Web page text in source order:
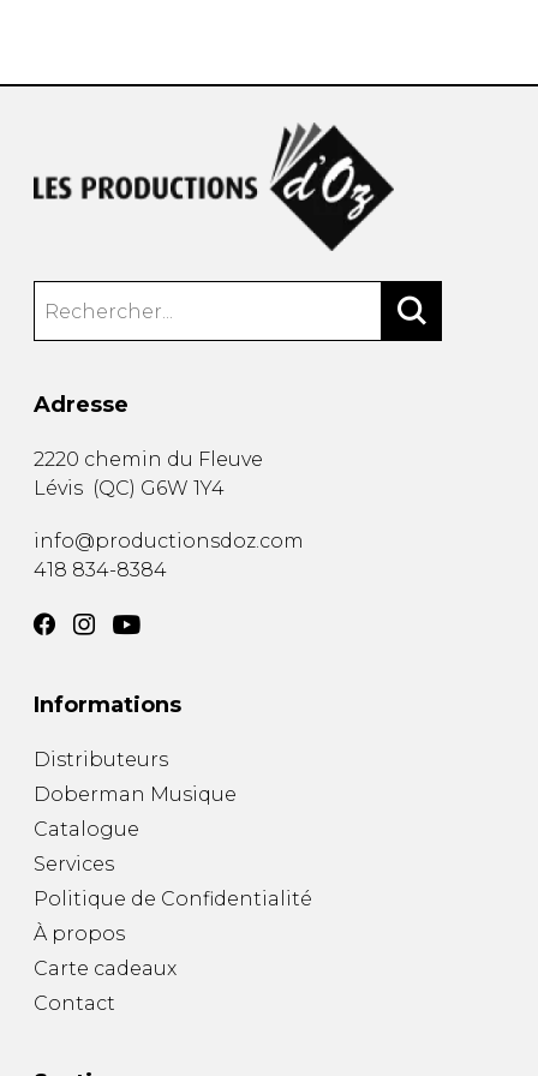
Adresse
2220 chemin du Fleuve
Lévis (QC) G6W 1Y4
info@productionsdoz.com
418 834-8384
Informations
Distributeurs
Doberman Musique
Catalogue
Services
Politique de Confidentialité
À propos
Carte cadeaux
Contact